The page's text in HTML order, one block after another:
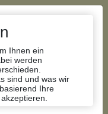
Ihnen ein
werden
sind und was wir
Ihre
Restaurierung